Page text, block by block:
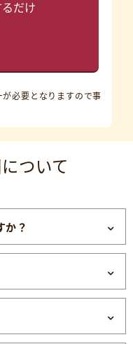
だけ
必要となりますので事
ついて
か？